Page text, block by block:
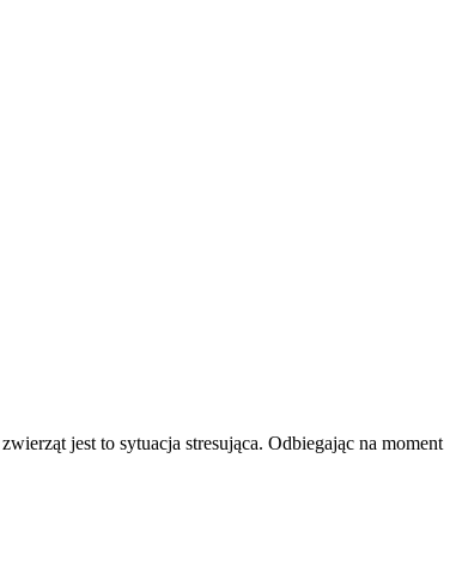
jest to sytuacja stresująca. Odbiegając na moment